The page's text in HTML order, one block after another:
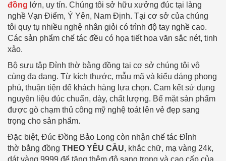
đồng lớn, uy tín. Chúng tôi sở hữu xưởng đúc tại làng
nghề Vạn Điểm, Ý Yên, Nam Định. Tại cơ sở của chúng
tôi quy tụ nhiều nghệ nhân giỏi có trình độ tay nghề cao.
Các sản phẩm chế tác đều có họa tiết hoa văn sắc nét, tinh
xảo.
Bộ sưu tập Đỉnh thờ bằng đồng tại cơ sở chúng tôi vô
cùng đa dạng. Từ kích thước, mẫu mã và kiểu dáng phong
phú, thuận tiện để khách hàng lựa chọn. Cam kết sử dụng
nguyên liệu đúc chuẩn, dày, chất lượng. Bể mặt sản phẩm
được gò chạm thủ công mỹ nghệ toát lên vẻ đẹp sang
trọng cho sản phẩm.
Đặc biệt, Đúc Đồng Bảo Long còn nhận chế tác Đỉnh
thờ bằng đồng THEO YÊU CẦU, khắc chữ, mạ vàng 24k,
dát vàng 9999 để tăng thêm độ sang trọng và cao cấp của